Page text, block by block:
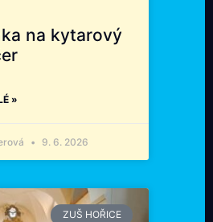
na kytarový
»
9. 6. 2026
ZUŠ HOŘICE